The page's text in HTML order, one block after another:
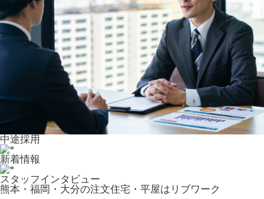
中途採用
新着情報
スタッフインタビュー
熊本・福岡・大分の注文住宅・平屋はリブワーク